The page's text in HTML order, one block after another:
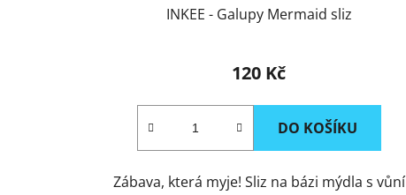
INKEE - Galupy Mermaid sliz
120 Kč
DO KOŠÍKU
Zábava, která myje! Sliz na bázi mýdla s vůní